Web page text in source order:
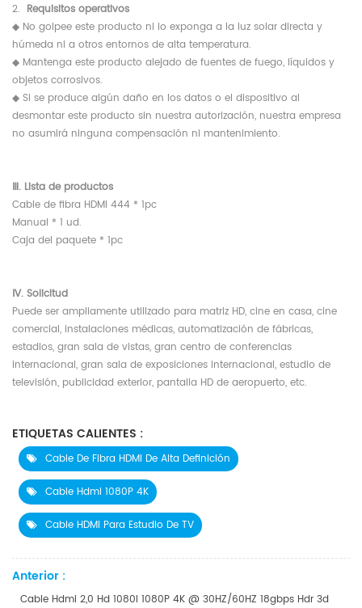
2. Requisitos operativos
◆ No golpee este producto ni lo exponga a la luz solar directa y
húmeda ni a otros entornos de alta temperatura.
◆ Mantenga este producto alejado de fuentes de fuego, líquidos y
objetos corrosivos.
◆ Si se produce algún daño en los datos o el dispositivo al
desmontar este producto sin nuestra autorización, nuestra empresa
no asumirá ninguna compensación ni mantenimiento.
Ⅲ. Lista de productos
Cable de fibra HDMI 444 * 1pc
Manual * 1 ud.
Caja del paquete * 1pc
Ⅳ. Solicitud
Puede ser ampliamente utilizado para matriz HD, cine en casa, cine
comercial, instalaciones médicas, automatización de fábricas,
estadios, gran sala de vistas, gran centro de conferencias
internacional, gran sala de exposiciones internacional, estudio de
televisión, publicidad exterior, pantalla HD de aeropuerto, etc.
ETIQUETAS CALIENTES :
Cable De Fibra HDMI De Alta Definición
Cable Hdmi 1080P 4K
Cable HDMI Para Estudio De TV
Anterior :
Cable Hdmi 2,0 Hd 1080I 1080P 4K @ 30HZ/60HZ 18gbps Hdr 3d